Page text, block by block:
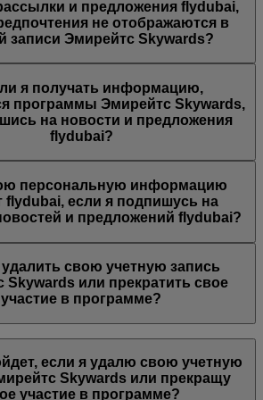
Эмирейтс Skywards и/или
были изменены согласно
и предложения flydubai,
не отображаются в
записи Эмирейтс Skywards?
номерами участников программы
или указанное вами имя не
в вашей учетной записи Эмирейтс
в учетную запись Эмирейтс
я получать информацию,
программы Эмирейтс Skywards,
на новости и предложения
flydubai?
включая промоакции flydubai и
персональную информацию
flydubai, если я подпишусь на
и предложений flydubai?
на который будут приходить
несет ответственность за обработку
согласнополитике
удалить свою учетную запись
Skywards или прекратить свое
участие в программе?
свое участие в программе в
если я удалю свою учетную
Skywards или прекращу
участие в программе?